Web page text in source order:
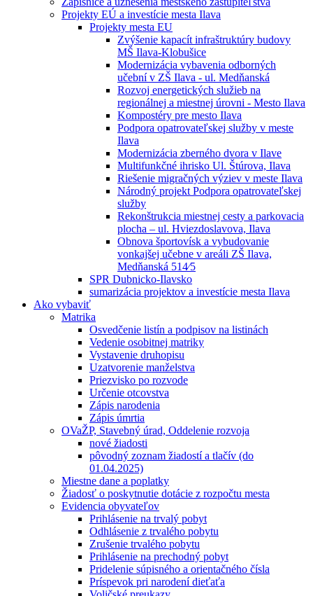
Projekty EÚ a investície mesta Ilava
Projekty mesta EU
Zvýšenie kapacít infraštruktúry budovy
MŠ Ilava-Klobušice
Modernizácia vybavenia odborných
učební v ZŠ Ilava - ul. Medňanská
Rozvoj energetických služieb na
regionálnej a miestnej úrovni - Mesto Ilava
Kompostéry pre mesto Ilava
Podpora opatrovateľskej služby v meste
Ilava
Modernizácia zberného dvora v Ilave
Multifunkčné ihrisko Ul. Štúrova, Ilava
Riešenie migračných výziev v meste Ilava
Národný projekt Podpora opatrovateľskej
služby
Rekonštrukcia miestnej cesty a parkovacia
plocha – ul. Hviezdoslavova, Ilava
Obnova športovísk a vybudovanie
vonkajšej učebne v areáli ZŠ Ilava,
Medňanská 514⁄5
SPR Dubnicko-Ilavsko
sumarizácia projektov a investície mesta Ilava
Ako vybaviť
Matrika
Osvedčenie listín a podpisov na listinách
Vedenie osobitnej matriky
Vystavenie druhopisu
Uzatvorenie manželstva
Priezvisko po rozvode
Určenie otcovstva
Zápis narodenia
Zápis úmrtia
OVaŽP, Stavebný úrad, Oddelenie rozvoja
nové žiadosti
pôvodný zoznam žiadostí a tlačív (do
01.04.2025)
Miestne dane a poplatky
Žiadosť o poskytnutie dotácie z rozpočtu mesta
Evidencia obyvateľov
Prihlásenie na trvalý pobyt
Odhlásenie z trvalého pobytu
Zrušenie trvalého pobytu
Prihlásenie na prechodný pobyt
Pridelenie súpisného a orientačného čísla
Príspevok pri narodení dieťaťa